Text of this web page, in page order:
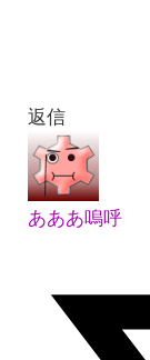
返信
あああ嗚呼